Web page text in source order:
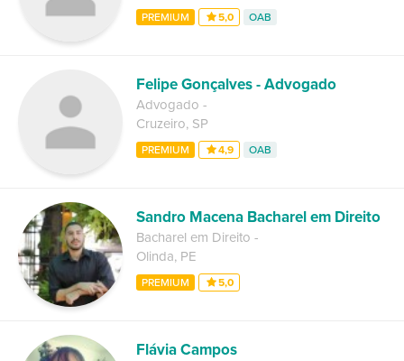
PREMIUM 5,0 OAB
Felipe Gonçalves - Advogado
Advogado -
Cruzeiro, SP
PREMIUM 4,9 OAB
Sandro Macena Bacharel em Direito
Bacharel em Direito -
Olinda, PE
PREMIUM 5,0
Flávia Campos